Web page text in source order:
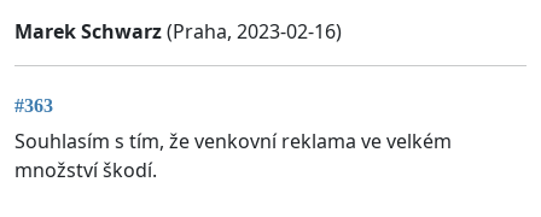
Marek Schwarz(Praha, 2023-02-16)
#363
Souhlasím s tím, že venkovní reklama ve velkém
množství škodí.